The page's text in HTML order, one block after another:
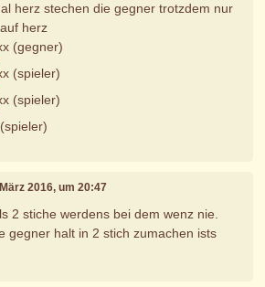
herz stechen die gegner trotzdem nur
herz
(gegner)
(spieler)
(spieler)
2016, um 20:47
2 stiche werdens bei dem wenz nie.
gegner halt in 2 stich zumachen ists